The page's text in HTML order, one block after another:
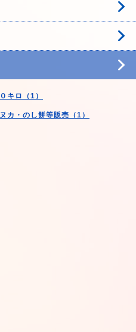
キロ（1）
カ・のし餅等販売（1）